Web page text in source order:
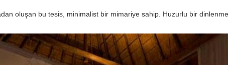
oluşan bu tesis, minimalist bir mimariye sahip. Huzurlu bir